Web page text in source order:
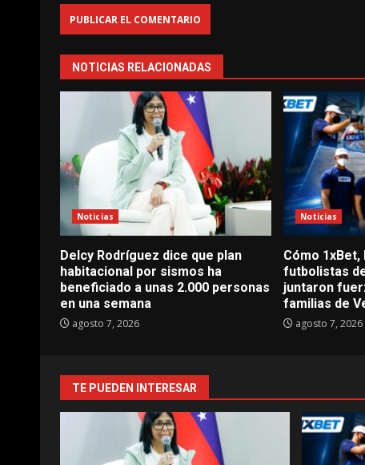
NOTICIAS RELACIONADAS
Noticias
Delcy Rodríguez dice que plan
habitacional por sismos ha
beneficiado a unas 2.000 personas
en una semana
agosto 7, 2026
Noticias
Cómo
futbolistas
juntaron
familias de
agosto 7, 2026
TE PUEDEN INTERESAR